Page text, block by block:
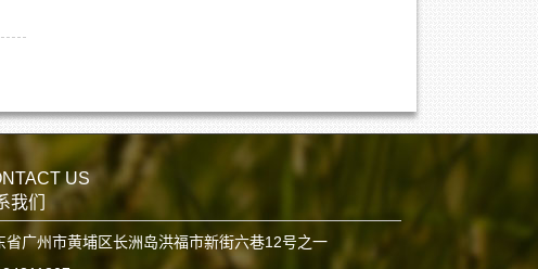
US
我们
省广州市黄埔区长洲岛洪福市新街六巷12号之一